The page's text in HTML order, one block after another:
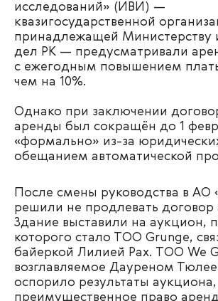
исследований» (ИВИ) —
квазигосударственной
принадлежащей Министерству
дел РК — предусматривали
с ежегодным повышением
чем на 10%.
Однако при заключении
аренды был сокращён до 1
«формально» из-за
обещанием автоматической
После смены руководства в АО
решили не продлевать договор
Здание выставили на аукцион,
которого стало ТОО Grunge,
байеркой Лилией Рах. ТОО We
возглавляемое Дауреном
оспорило результаты аукциона,
преимущественное право